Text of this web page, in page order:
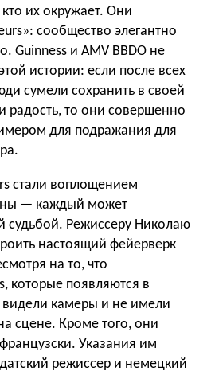
их окружает. Они
сообщество элегантно
Guinness и AMV BBDO не
истории: если после всех
сумели сохранить в своей
радость, то они совершенно
для подражания для
стали воплощением
— каждый может
судьбой. Режиссеру Николаю
настоящий фейерверк
на то, что
которые появляются в
видели камеры и не имели
сцене. Кроме того, они
Указания им
режиссер и немецкий